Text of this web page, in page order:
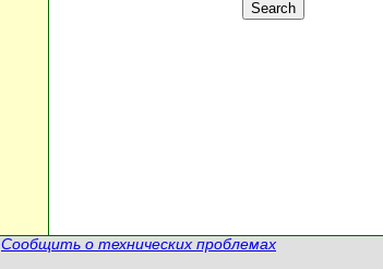
Сообщить о технических проблемах